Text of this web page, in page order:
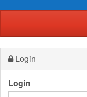
Login
Login